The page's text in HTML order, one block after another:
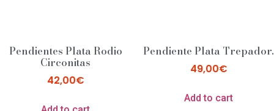
Pendientes Plata Rodio
Circonitas
42,00€
Pendiente Plata Trepador.
49,00€
Add to cart